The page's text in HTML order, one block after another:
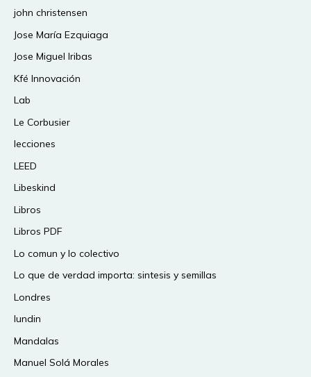
john christensen
Jose María Ezquiaga
Jose Miguel Iribas
Kfé Innovación
Lab
Le Corbusier
lecciones
LEED
Libeskind
Libros
Libros PDF
Lo comun y lo colectivo
Lo que de verdad importa: sintesis y semillas
Londres
lundin
Mandalas
Manuel Solá Morales